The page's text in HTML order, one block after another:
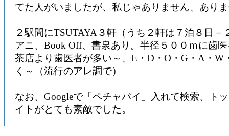
てた人がいましたが、私じゃありません、あり
２駅間にTSUTAYA３軒（うち２軒は７泊８日－
アニ、Book Off、書泉あり。半径５００ｍに歯
茶店より歯医者が多い～、E・D・O・G・A・W
く～（流行のアレ調で）
なお、Googleで「ペチャパイ」入れて検索、ト
イトがとても素敵でした。